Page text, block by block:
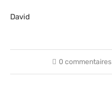
David
0 commentaires